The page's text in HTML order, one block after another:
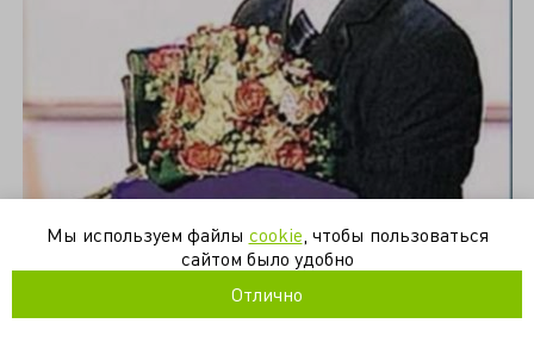
Мы используем файлы cookie , чтобы пользоваться
сайтом было удобно
Отлично